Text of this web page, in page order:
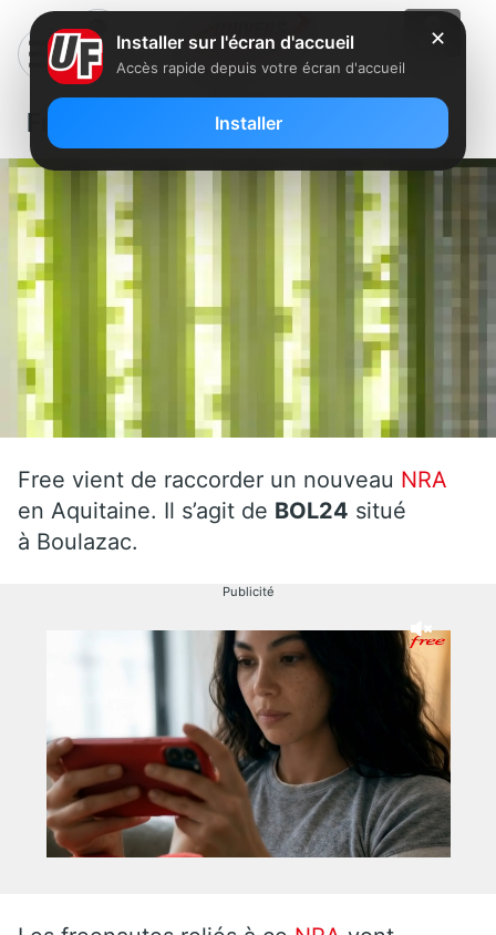
Free: Un nouveau NRA en Aquitaine
Free vient de raccorder un nouveau NRA
en Aquitaine. Il s’agit de BOL24 situé
à Boulazac.
Publicité
✕
Installer sur l'écran d'accueil
Accès rapide depuis votre écran d'accueil
Installer